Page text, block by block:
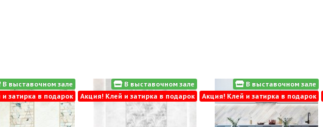
В выставочном зале
затирка в подарок
В выставочном зале
Акция! Клей и затирка в подарок
В выставочном зале
Акция! Клей и затирка в подарок